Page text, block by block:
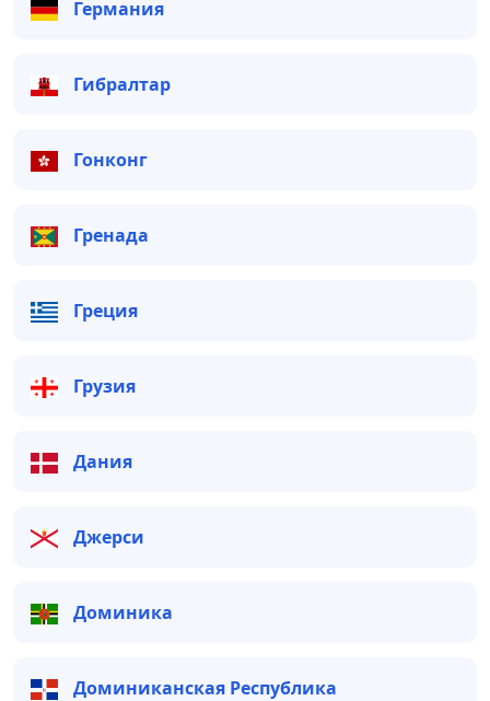
Германия
Гибралтар
Гонконг
Гренада
Греция
Грузия
Дания
Джерси
Доминика
Доминиканская Республика